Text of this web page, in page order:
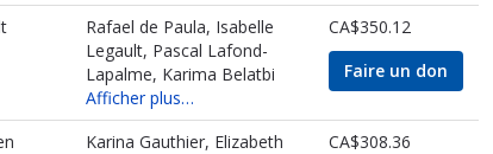
Rafael de Paula, Isabelle
Legault, Pascal Lafond-
Lapalme, Karima Belatbi
Afficher plus…
CA$350.12
Faire un don
Karina Gauthier, Elizabeth
CA$308.36